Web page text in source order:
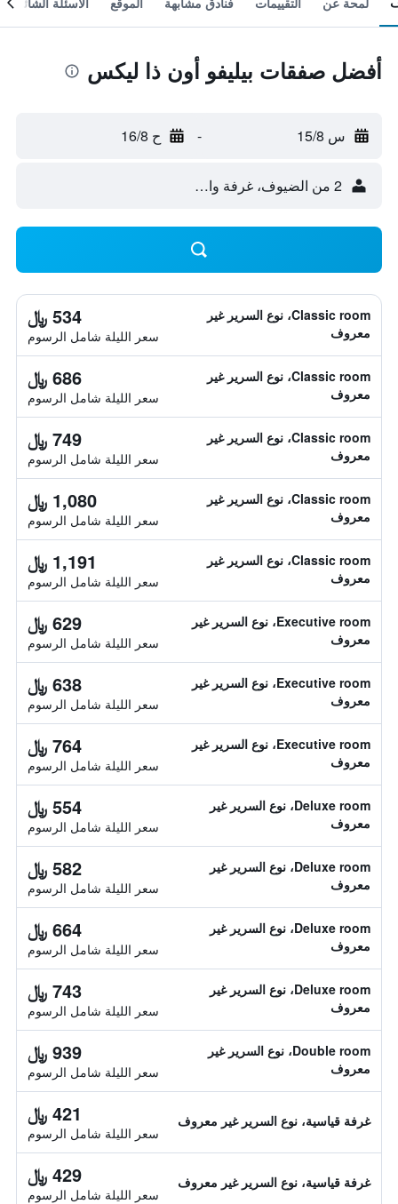
أفضل صفقات بيليفو أون ذا ليكس
س 15/8 - ح 16/8
2 من الضيوف، غرفة واحدة
Classic room، نوع السرير غير
معروف
534 ﷼
سعر الليلة شامل الرسوم
Classic room، نوع السرير غير
معروف
686 ﷼
سعر الليلة شامل الرسوم
Classic room، نوع السرير غير
معروف
749 ﷼
سعر الليلة شامل الرسوم
Classic room، نوع السرير غير
معروف
1,080 ﷼
سعر الليلة شامل الرسوم
Classic room، نوع السرير غير
معروف
1,191 ﷼
سعر الليلة شامل الرسوم
Executive room، نوع السرير غير
معروف
629 ﷼
سعر الليلة شامل الرسوم
Executive room، نوع السرير غير
معروف
638 ﷼
سعر الليلة شامل الرسوم
Executive room، نوع السرير غير
معروف
764 ﷼
سعر الليلة شامل الرسوم
Deluxe room، نوع السرير غير
معروف
554 ﷼
سعر الليلة شامل الرسوم
Deluxe room، نوع السرير غير
معروف
582 ﷼
سعر الليلة شامل الرسوم
Deluxe room، نوع السرير غير
معروف
664 ﷼
سعر الليلة شامل الرسوم
Deluxe room، نوع السرير غير
معروف
743 ﷼
سعر الليلة شامل الرسوم
Double room، نوع السرير غير
معروف
939 ﷼
سعر الليلة شامل الرسوم
غرفة قياسية، نوع السرير غير معروف 421 ﷼
سعر الليلة شامل الرسوم
غرفة قياسية، نوع السرير غير معروف 429 ﷼
سعر الليلة شامل الرسوم